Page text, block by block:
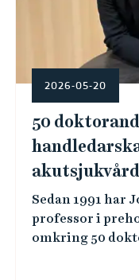
2026-05-20
50
akutsjukvård
Sedan 1991 har
professor i
omkring 50